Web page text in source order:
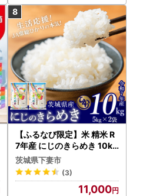
【ふるなび限定】米 精米 R
7年産 にじのきらめき 10kg
10月 FN-Limited-PR
茨城県下妻市
(3)
11,000